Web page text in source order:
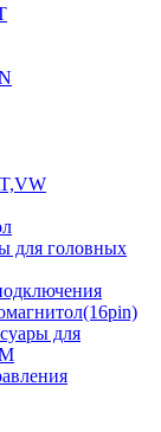
для головных
для